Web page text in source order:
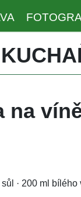
na
· 200 ml